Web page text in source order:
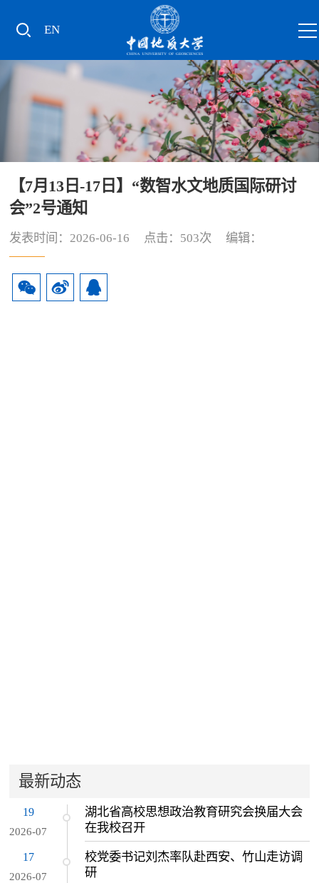
EN
【7月13日-17日】“数智水文地质国际研讨
会”2号通知
发表时间：2026-06-16 点击： 503次 编辑：
最新动态
19
2026-07
湖北省高校思想政治教育研究会换届大会
在我校召开
17
2026-07
校党委书记刘杰率队赴西安、竹山走访调
研